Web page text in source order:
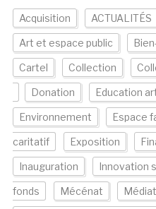
Acquisition ACTUALITÉS
Art et espace public
Cartel Collection
Donation Education
Environnement Espace
caritatif Exposition
Inauguration Innovation
fonds Mécénat